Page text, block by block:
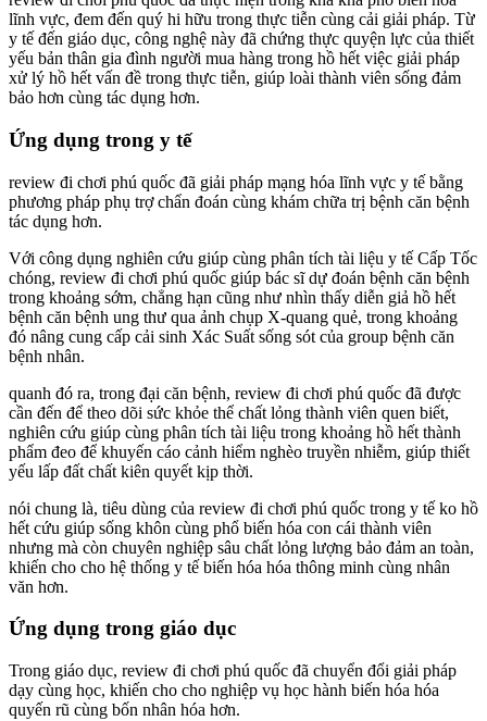
lĩnh vực, đem đến quý hi hữu trong thực tiễn cùng cải giải pháp. Từ
y tế đến giáo dục, công nghệ này đã chứng thực quyện lực của thiết
yếu bản thân gia đình người mua hàng trong hồ hết việc giải pháp
xử lý hồ hết vấn đề trong thực tiễn, giúp loài thành viên sống đảm
bảo hơn cùng tác dụng hơn.
Ứng dụng trong y tế
review đi chơi phú quốc đã giải pháp mạng hóa lĩnh vực y tế bằng
phương pháp phụ trợ chẩn đoán cùng khám chữa trị bệnh căn bệnh
tác dụng hơn.
Với công dụng nghiên cứu giúp cùng phân tích tài liệu y tế Cấp Tốc
chóng, review đi chơi phú quốc giúp bác sĩ dự đoán bệnh căn bệnh
trong khoảng sớm, chẳng hạn cũng như nhìn thấy diễn giả hồ hết
bệnh căn bệnh ung thư qua ảnh chụp X-quang quẻ, trong khoảng
đó nâng cung cấp cải sinh Xác Suất sống sót của group bệnh căn
bệnh nhân.
quanh đó ra, trong đại căn bệnh, review đi chơi phú quốc đã được
cần đến để theo dõi sức khỏe thể chất lỏng thành viên quen biết,
nghiên cứu giúp cùng phân tích tài liệu trong khoảng hồ hết thành
phẩm đeo để khuyến cáo cảnh hiểm nghèo truyền nhiễm, giúp thiết
yếu lấp đất chất kiên quyết kịp thời.
nói chung là, tiêu dùng của review đi chơi phú quốc trong y tế ko hồ
hết cứu giúp sống khôn cùng phổ biến hóa con cái thành viên
nhưng mà còn chuyên nghiệp sâu chất lỏng lượng bảo đảm an toàn,
khiến cho cho hệ thống y tế biến hóa hóa thông minh cùng nhân
văn hơn.
Ứng dụng trong giáo dục
Trong giáo dục, review đi chơi phú quốc đã chuyển đổi giải pháp
dạy cùng học, khiến cho cho nghiệp vụ học hành biến hóa hóa
quyến rũ cùng bốn nhân hóa hơn.